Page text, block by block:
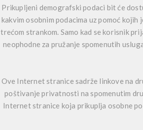
Prikupljeni demografski podaci bit će
kakvim osobnim podacima uz pomoć
trećom strankom. Samo kad se korisnik
neophodne za pružanje spomenutih
Ove Internet stranice sadrže linkove na
poštivanje privatnosti na spomenutim
Internet stranice koja prikuplja osobne